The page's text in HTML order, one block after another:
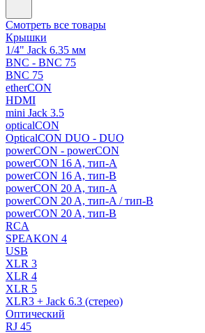
Смотреть все товары
Крышки
1/4" Jack 6.35 мм
BNC - BNC 75
BNC 75
etherCON
HDMI
mini Jack 3.5
opticalCON
OpticalCON DUO - DUO
powerCON - powerCON
powerCON 16 A, тип-A
powerCON 16 A, тип-B
powerCON 20 A, тип-A
powerCON 20 A, тип-A / тип-В
powerCON 20 A, тип-B
RCA
SPEAKON 4
USB
XLR 3
XLR 4
XLR 5
XLR3 + Jack 6.3 (стерео)
Оптический
RJ 45